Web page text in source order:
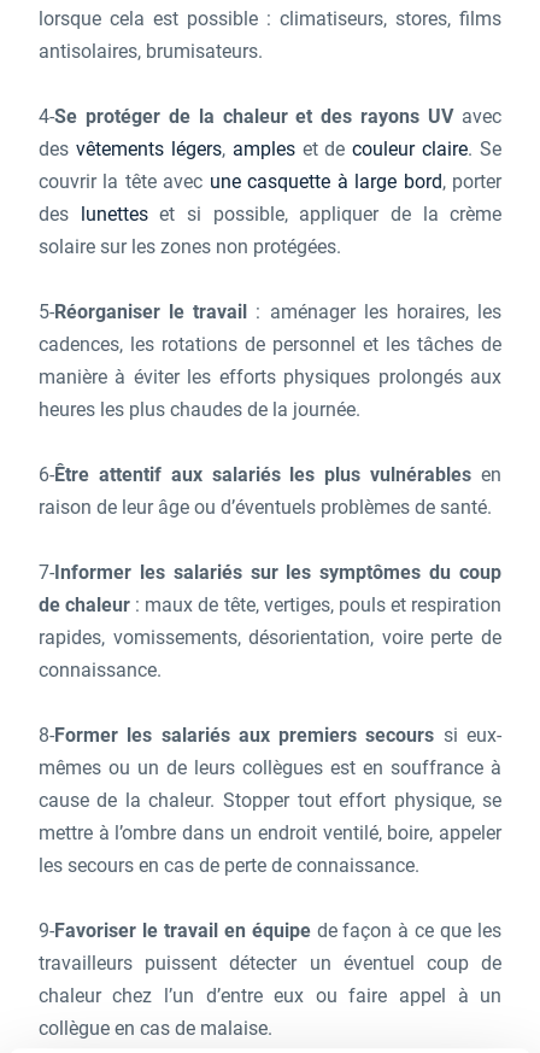
lorsque cela est possible : climatiseurs, stores, films
antisolaires, brumisateurs.
4-Se protéger de la chaleur et des rayons UVavec
des vêtements légers, ampleset decouleur claire. Se
couvrir la tête avec une casquette à large bord, porter
des lunetteset si possible, appliquer de la crème
solaire sur les zones non protégées.
5-Réorganiser le travail : aménager les horaires, les
cadences, les rotations de personnel et les tâches de
manière à éviter les efforts physiques prolongés aux
heures les plus chaudes de la journée.
6-Être attentif aux salariés les plus vulnérables en
raison de leur âge ou d’éventuels problèmes de santé.
7-Informer les salariés sur les symptômes du coup
de chaleur : maux de tête, vertiges, pouls et respiration
rapides, vomissements, désorientation, voire perte de
connaissance.
8-Former les salariés aux premiers secours si eux-
mêmes ou un de leurs collègues est en souffrance à
cause de la chaleur. Stopper tout effort physique, se
mettre à l’ombre dans un endroit ventilé, boire, appeler
les secours en cas de perte de connaissance.
9-Favoriser le travail en équipede façon à ce que les
travailleurs puissent détecter un éventuel coup de
chaleur chez l’un d’entre eux ou faire appel à un
collègue en cas de malaise.